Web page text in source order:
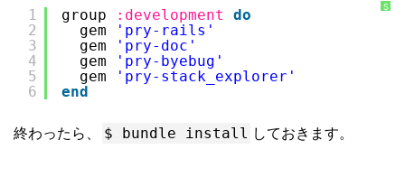
S
1
2
3
4
5
6
group :development
do
gem
'pry-rails'
gem
'pry-doc'
gem
'pry-byebug'
gem
'pry-stack_explorer'
end
終わったら、 $ bundle install しておきます。